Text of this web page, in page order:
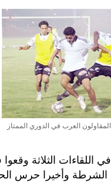
العرب في الدوري الممتاز
الشرطة وأخيرا حرس